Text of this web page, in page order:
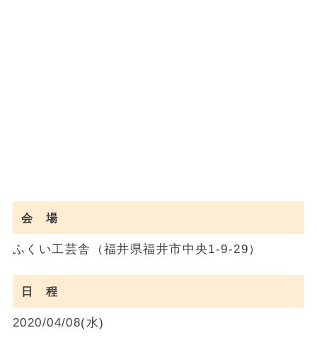
会 場
ふくい工芸舎（福井県福井市中央1-9-29）
日 程
2020/04/08(水)